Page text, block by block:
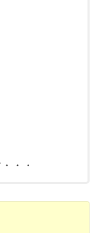
・・